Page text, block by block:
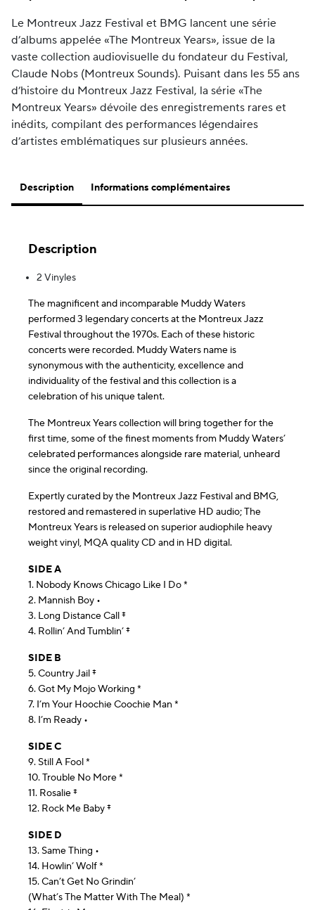
Le Montreux Jazz Festival et BMG lancent une série
d’albums appelée «The Montreux Years», issue de la
vaste collection audiovisuelle du fondateur du Festival,
Claude Nobs (Montreux Sounds). Puisant dans les 55 ans
d’histoire du Montreux Jazz Festival, la série «The
Montreux Years» dévoile des enregistrements rares et
inédits, compilant des performances légendaires
d’artistes emblématiques sur plusieurs années.
Description Informations complémentaires
Description
2 Vinyles
The magnificent and incomparable Muddy Waters
performed 3 legendary concerts at the Montreux Jazz
Festival throughout the 1970s. Each of these historic
concerts were recorded. Muddy Waters name is
synonymous with the authenticity, excellence and
individuality of the festival and this collection is a
celebration of his unique talent.
The Montreux Years collection will bring together for the
first time, some of the finest moments from Muddy Waters’
celebrated performances alongside rare material, unheard
since the original recording.
Expertly curated by the Montreux Jazz Festival and BMG,
restored and remastered in superlative HD audio; The
Montreux Years is released on superior audiophile heavy
weight vinyl, MQA quality CD and in HD digital.
SIDE A
1. Nobody Knows Chicago Like I Do *
2. Mannish Boy •
3. Long Distance Call ‡
4. Rollin’ And Tumblin’ ‡
SIDE B
5. Country Jail ‡
6. Got My Mojo Working *
7. I’m Your Hoochie Coochie Man *
8. I’m Ready •
SIDE C
9. Still A Fool *
10. Trouble No More *
11. Rosalie ‡
12. Rock Me Baby ‡
SIDE D
13. Same Thing •
14. Howlin’ Wolf *
15. Can’t Get No Grindin’
(What’s The Matter With The Meal) *